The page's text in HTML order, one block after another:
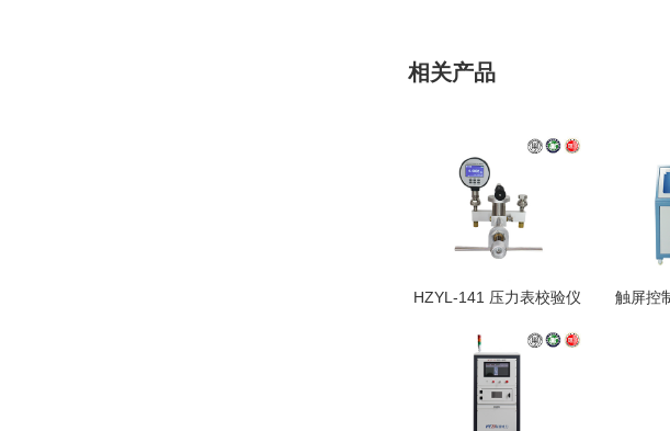
相关产品
HZYL-141 压力表校验仪 触屏控